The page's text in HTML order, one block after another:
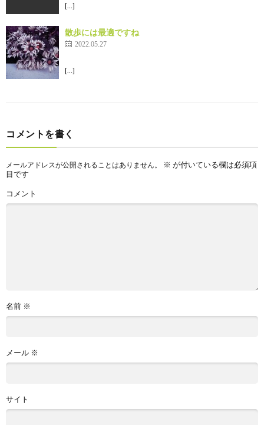
[…]
散歩には最適ですね
2022.05.27
[…]
コメントを書く
メールアドレスが公開されることはありません。 ※ が付いている欄は必須項
目です
コメント
名前 ※
メール ※
サイト